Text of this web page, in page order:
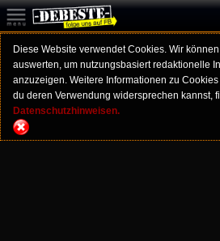
Diese Website verwendet Cookies. Wir
auswerten, um nutzungsbasiert redaktionelle
anzuzeigen. Weitere Informationen zu
du deren Verwendung widersprechen kannst,
Datenschutzhinweisen.